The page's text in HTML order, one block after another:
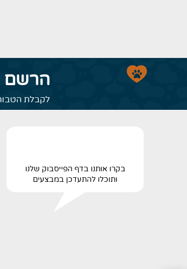
הרשם
לקבלת
בקרו אותנו בדף הפייסבוק שלנו
ותוכלו להתעדכן במבצעים